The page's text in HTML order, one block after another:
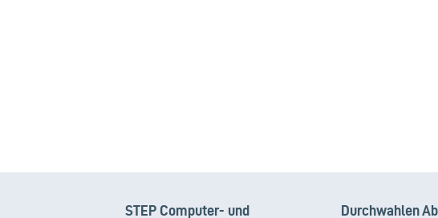
STEP Computer- und
Durchwahlen